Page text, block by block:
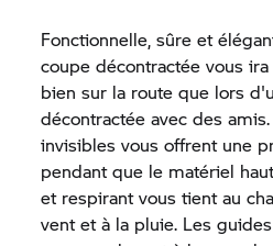
Fonctionnelle, sûre et
coupe décontractée vous
bien sur la route que lors
décontractée avec des
invisibles vous offrent une
pendant que le matériel
et respirant vous tient au
vent et à la pluie. Les